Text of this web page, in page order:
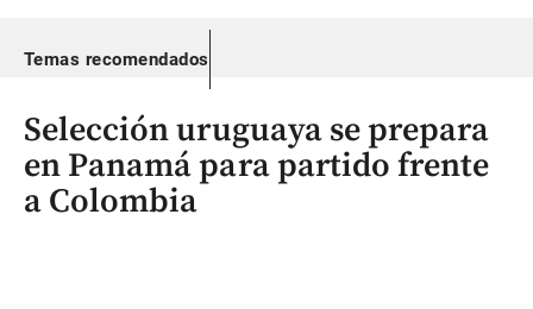
Temas recomendados
Selección uruguaya se prepara
en Panamá para partido frente
a Colombia